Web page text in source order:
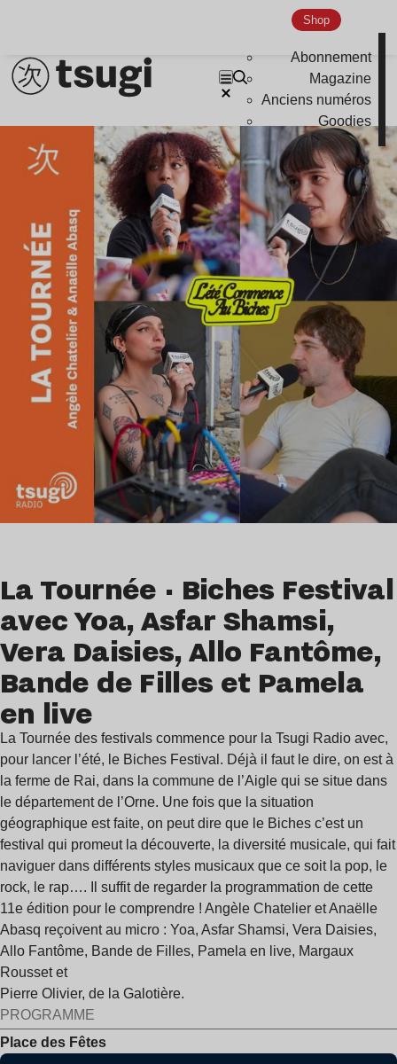
Shop
Abonnement
Magazine
Anciens numéros
Goodies
La Tournée · Biches Festival
avec Yoa, Asfar Shamsi,
Vera Daisies, Allo Fantôme,
Bande de Filles et Pamela
en live
La Tournée des festivals commence pour la Tsugi Radio avec,
pour lancer l’été, le Biches Festival. Déjà il faut le dire, on est à
la ferme de Rai, dans la commune de l’Aigle qui se situe dans
le département de l’Orne. Une fois que la situation
géographique est faite, on peut dire que le Biches c’est un
festival qui promeut la découverte, la diversité musicale, qui fait
naviguer dans différents styles musicaux que ce soit la pop, le
rock, le rap…. Il suffit de regarder la programmation de cette
11e édition pour le comprendre ! Angèle Chatelier et Anaëlle
Abasq reçoivent au micro : Yoa, Asfar Shamsi, Vera Daisies,
Allo Fantôme, Bande de Filles, Pamela en live, Margaux
Rousset et
Pierre Olivier, de la Galotière.
PROGRAMME
Place des Fêtes